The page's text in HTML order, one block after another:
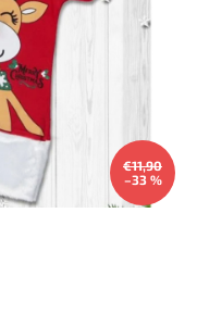
€11,90
–33 %